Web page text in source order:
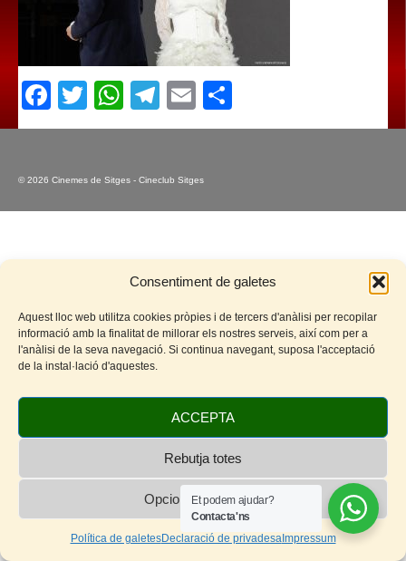
Consentiment de galetes
Aquest lloc web utilitza cookies pròpies i de tercers d'anàlisi per recopilar
informació amb la finalitat de millorar els nostres serveis, així com per a
l'anàlisi de la seva navegació. Si continua navegant, suposa l'acceptació
de la instal·lació d'aquestes.
ACCEPTA
Rebutja totes
Opcions de cookies
Política de galetesDeclaració de privadesaImpressum
Facebook
TwitterWhatsApp
Telegram
Email
© 2026 Cinemes de Sitges - Cineclub Sitges
Et podem ajudar?
Contacta'ns